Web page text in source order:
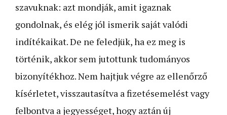
szavuknak: azt mondják, amit igaznak
gondolnak, és elég jól ismerik saját valódi
indítékaikat. De ne feledjük, ha ez meg is
történik, akkor sem jutottunk tudományos
bizonyítékhoz. Nem hajt­juk végre az ellenőrző
kísérletet, visszautasítva a fizetésemelést vagy
felbontva a jegyességet, hogy aztán új